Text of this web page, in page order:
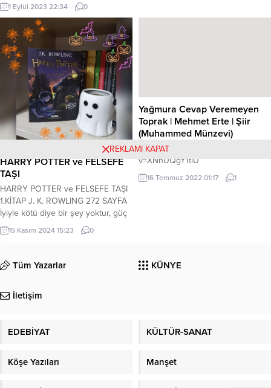
çevirilerini desteklemek amacıyla,
dokuz yıl önce aramızdan ayrılan
Talât Sait Halman anısına başlatılan
”Talât Sait Halman Çeviri
Ödülü”nün 2023 yılı başvuruları 04
Eylül 2023–06 Ekim 2023 tarihleri
arasında kabul edilecek. BAŞVURU
KOŞULLARI; Talât Sait Halman
Çeviri Ödülü için başvurular,
yayınevleri veya çevirmenler...
1 Eylül 2023 22:34 0
Şair Dilaver Karagöz
HARRY POTTER ve FELSEFE
TAŞI
HARRY POTTER ve FELSEFE TAŞI
1.KİTAP J. K. ROWLING 272 SAYFA
İyiyle kötü diye bir şey yoktur, güç
vardır sadece, bir de o gücü elde
edemeyecek kadar zayıf olanlar…
kara büyücü Lord Voldemort’un
saldırısında anne ve babasını
eniştesi Vernon tarafından...
15 Kasım 2024 15:23 0
Yağmura Cevap Veremeyen
Toprak | Mehmet Erte | Şiir
(Muhammed Münzevi)
https://www.youtube.com/watch?
v=XNnUQgY1tiU
16 Temmuz 2022 01:17 1
Tüm Yazarlar KÜNYE
İletişim
EDEBİYAT KÜLTÜR-SANAT
Köşe Yazıları Manşet
REKLAMI KAPAT